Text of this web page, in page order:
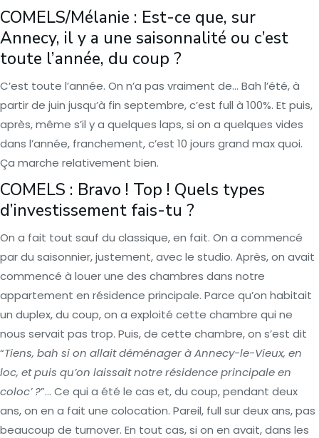
COMELS/Mélanie : Est-ce que, sur
Annecy, il y a une saisonnalité ou c’est
toute l’année, du coup ?
C’est toute l’année. On n’a pas vraiment de… Bah l’été, à
partir de juin jusqu’à fin septembre, c’est full à 100%. Et puis,
après, même s’il y a quelques laps, si on a quelques vides
dans l’année, franchement, c’est 10 jours grand max quoi.
Ça marche relativement bien.
COMELS : Bravo ! Top ! Quels types
d’investissement fais-tu ?
On a fait tout sauf du classique, en fait. On a commencé
par du saisonnier, justement, avec le studio. Après, on avait
commencé à louer une des chambres dans notre
appartement en résidence principale. Parce qu’on habitait
un duplex, du coup, on a exploité cette chambre qui ne
nous servait pas trop. Puis, de cette chambre, on s’est dit
“Tiens, bah si on allait déménager à Annecy-le-Vieux, en
loc, et puis qu’on laissait notre résidence principale en
coloc’ ?”… Ce qui a été le cas et, du coup, pendant deux
ans, on en a fait une colocation. Pareil, full sur deux ans, pas
beaucoup de turnover. En tout cas, si on en avait, dans les